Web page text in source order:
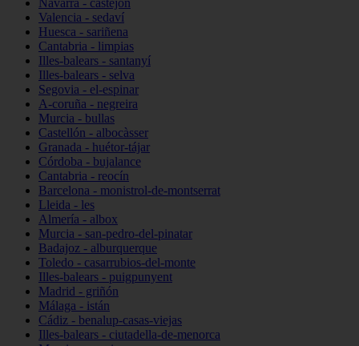
Navarra - castejón
Valencia - sedaví
Huesca - sariñena
Cantabria - limpias
Illes-balears - santanyí
Illes-balears - selva
Segovia - el-espinar
A-coruña - negreira
Murcia - bullas
Castellón - albocàsser
Granada - huétor-tájar
Córdoba - bujalance
Cantabria - reocín
Barcelona - monistrol-de-montserrat
Lleida - les
Almería - albox
Murcia - san-pedro-del-pinatar
Badajoz - alburquerque
Toledo - casarrubios-del-monte
Illes-balears - puigpunyent
Madrid - griñón
Málaga - istán
Cádiz - benalup-casas-viejas
Illes-balears - ciutadella-de-menorca